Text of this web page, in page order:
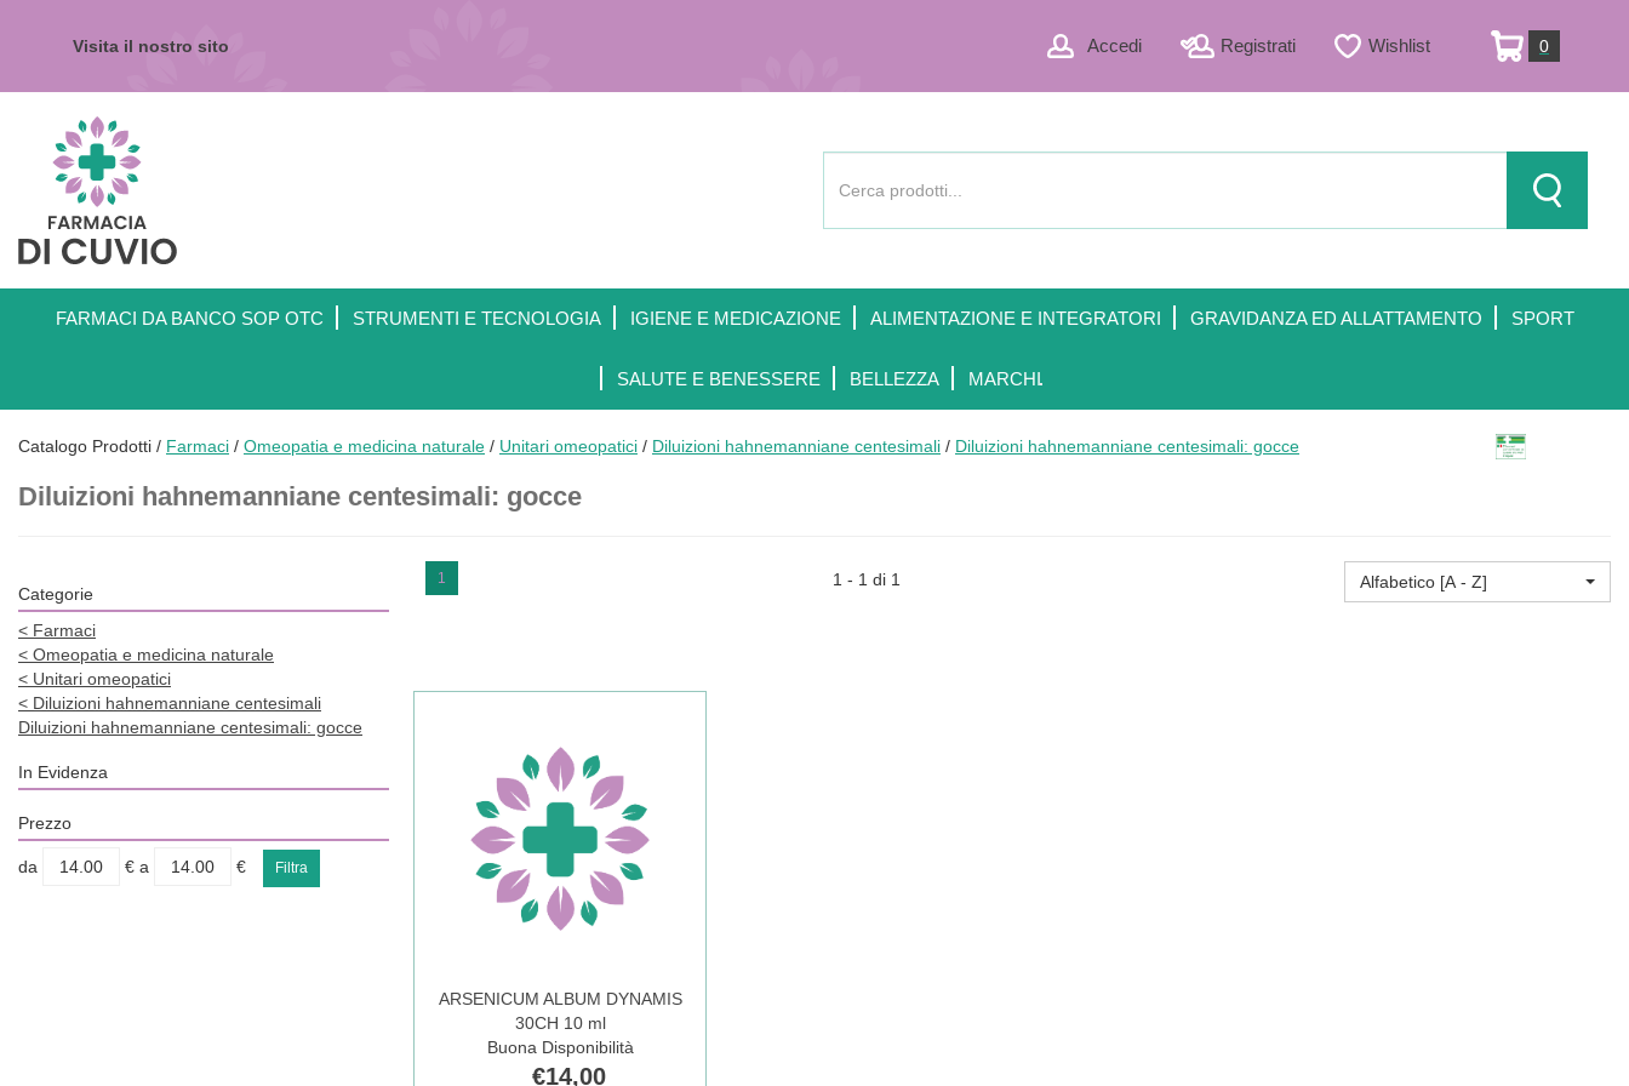
Visita il nostro sito Accedi Registrati Wishlist 0
ARTICOLI
Farmacia
Cuvio
Prodotto
Cerca
FARMACI DA BANCO SOP OTC STRUMENTI E TECNOLOGIA IGIENE E MEDICAZIONE ALIMENTAZIONE E INTEGRATORI GRAVIDANZA ED ALLATTAMENTO SPORT
SALUTE E BENESSERE BELLEZZA MARCHI
Catalogo Prodotti / Farmaci / Omeopatia e medicina naturale / Unitari omeopatici / Diluizioni hahnemanniane centesimali / Diluizioni hahnemanniane centesimali: gocce
Diluizioni hahnemanniane centesimali: gocce
Categorie
< Farmaci
< Omeopatia e medicina naturale
< Unitari omeopatici
< Diluizioni hahnemanniane centesimali
Diluizioni hahnemanniane centesimali: gocce
In Evidenza
Prezzo
filtra
da €
filtra
a €
1 1 - 1 di 1 Alfabetico [A - Z]
ARSENICUM ALBUM DYNAMIS
30CH 10 ml
Buona Disponibilità
€14,00